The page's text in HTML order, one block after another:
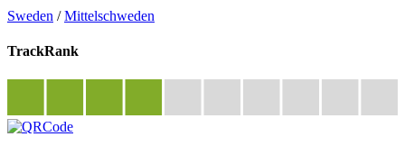
Sweden /Mittelschweden
TrackRank